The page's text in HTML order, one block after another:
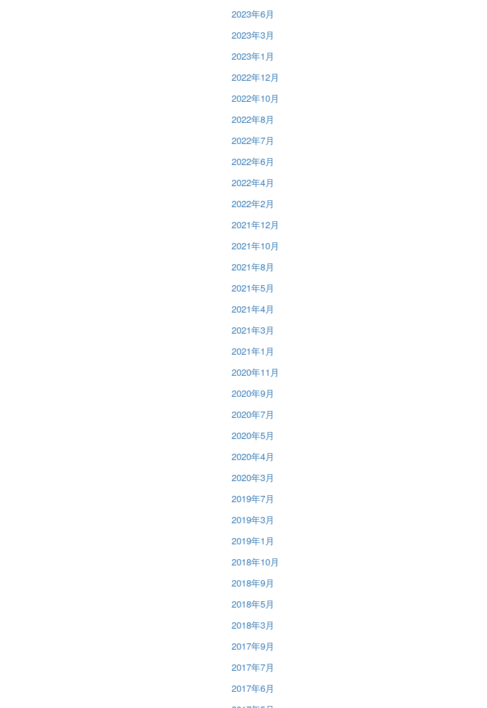
2023年6月
2023年3月
2023年1月
2022年12月
2022年10月
2022年8月
2022年7月
2022年6月
2022年4月
2022年2月
2021年12月
2021年10月
2021年8月
2021年5月
2021年4月
2021年3月
2021年1月
2020年11月
2020年9月
2020年7月
2020年5月
2020年4月
2020年3月
2019年7月
2019年3月
2019年1月
2018年10月
2018年9月
2018年5月
2018年3月
2017年9月
2017年7月
2017年6月